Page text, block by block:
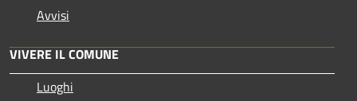
Avvisi
VIVERE IL COMUNE
Luoghi